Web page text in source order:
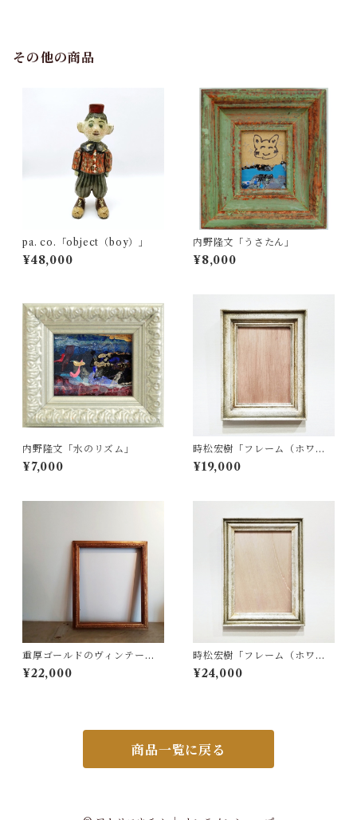
その他の商品
pa. co.「object（boy）」
¥48,000
内野隆文「うさたん」
¥8,000
内野隆文「水のリズム」
¥7,000
時松宏樹「フレーム（ホワイ
ト・A5サイズ）」
¥19,000
重厚ゴールドのヴィンテージ
油彩額
¥22,000
時松宏樹「フレーム（ホワイ
ト・A4サイズ）」
¥24,000
商品一覧に戻る